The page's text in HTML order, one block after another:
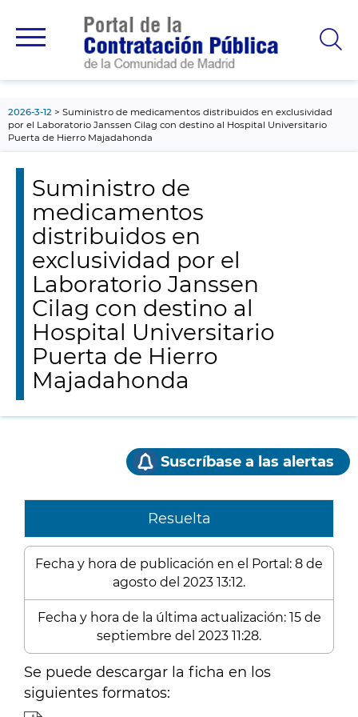
principal
2026-3-12
Suministro de medicamentos distribuidos en exclusividad
por el Laboratorio Janssen Cilag con destino al Hospital Universitario
Puerta de Hierro Majadahonda
Suministro de
medicamentos
distribuidos en
exclusividad por el
Laboratorio Janssen
Cilag con destino al
Hospital Universitario
Puerta de Hierro
Majadahonda
Suscríbase a las alertas
Resuelta
Fecha y hora de publicación en el Portal: 8 de
agosto del 2023 13:12.
Fecha y hora de la última actualización: 15 de
septiembre del 2023 11:28.
Se puede descargar la ficha en los
siguientes formatos: